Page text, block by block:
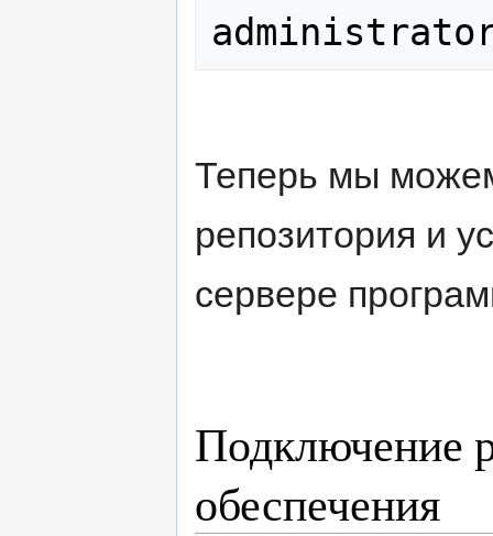
Теперь мы
репозитория и
сервере
Подключение
обеспечения